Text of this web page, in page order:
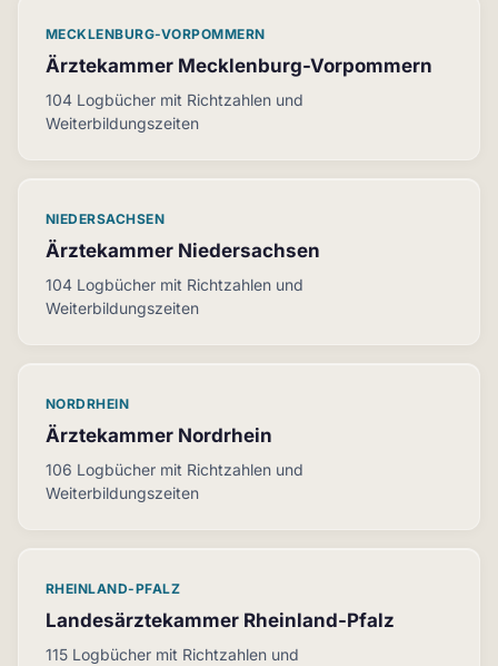
MECKLENBURG-VORPOMMERN
Ärztekammer Mecklenburg-Vorpommern
104 Logbücher mit Richtzahlen und
Weiterbildungszeiten
NIEDERSACHSEN
Ärztekammer Niedersachsen
104 Logbücher mit Richtzahlen und
Weiterbildungszeiten
NORDRHEIN
Ärztekammer Nordrhein
106 Logbücher mit Richtzahlen und
Weiterbildungszeiten
RHEINLAND-PFALZ
Landesärztekammer Rheinland-Pfalz
115 Logbücher mit Richtzahlen und